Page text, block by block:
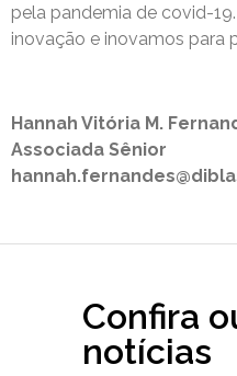
pela pandemia de covid-
inovação e inovamos para
Hannah Vitória M.
Associada Sênior
Confira
notícias